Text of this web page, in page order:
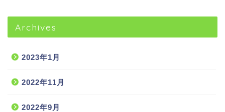
Archives
2023年1月
2022年11月
2022年9月